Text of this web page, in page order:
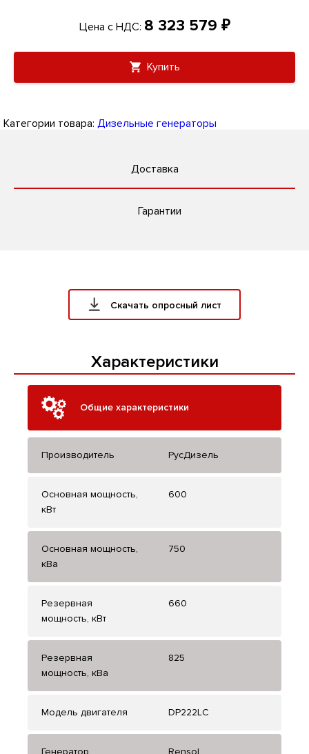
Цена с НДС: 8 323 579 ₽
Купить
Категории товара: Дизельные генераторы
Доставка
Гарантии
Скачать опросный лист
Характеристики
Общие характеристики
Производитель РусДизель
Основная мощность,
кВт
600
Основная мощность,
кВа
750
Резервная
мощность, кВт
660
Резервная
мощность, кВа
825
Модель двигателя DP222LC